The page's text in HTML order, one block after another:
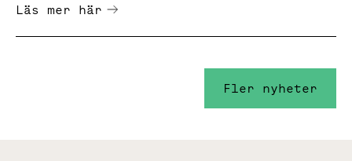
Läs mer här
Fler nyheter